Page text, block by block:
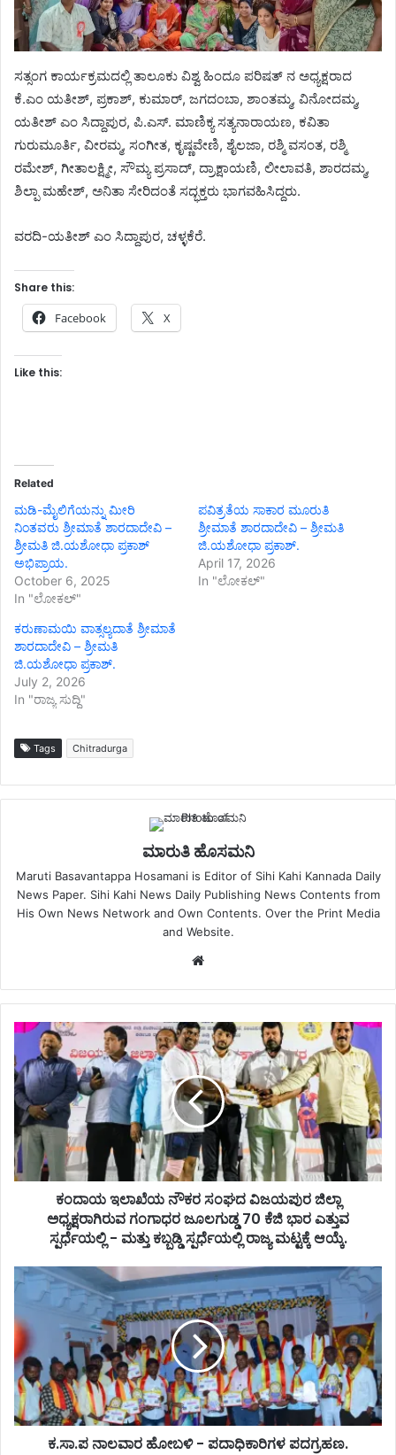
ಸತ್ಸಂಗ ಕಾರ್ಯಕ್ರಮದಲ್ಲಿ ತಾಲೂಕು ವಿಶ್ವ ಹಿಂದೂ ಪರಿಷತ್ ನ ಅಧ್ಯಕ್ಷರಾದ
ಕೆ.ಎಂ ಯತೀಶ್, ಪ್ರಕಾಶ್, ಕುಮಾರ್, ಜಗದಂಬಾ, ಶಾಂತಮ್ಮ, ವಿನೋದಮ್ಮ,
ಯತೀಶ್ ಎಂ ಸಿದ್ದಾಪುರ, ಪಿ.ಎಸ್. ಮಾಣಿಕ್ಯ ಸತ್ಯನಾರಾಯಣ, ಕವಿತಾ
ಗುರುಮೂರ್ತಿ, ವೀರಮ್ಮ, ಸಂಗೀತ, ಕೃಷ್ಣವೇಣಿ, ಶೈಲಜಾ, ರಶ್ಮಿ ವಸಂತ, ರಶ್ಮಿ
ರಮೇಶ್, ಗೀತಾಲಕ್ಷ್ಮೀ, ಸೌಮ್ಯ ಪ್ರಸಾದ್, ದ್ರಾಕ್ಷಾಯಣಿ, ಲೀಲಾವತಿ, ಶಾರದಮ್ಮ,
ಶಿಲ್ಪಾ ಮಹೇಶ್, ಅನಿತಾ ಸೇರಿದಂತೆ ಸದ್ಭಕ್ತರು ಭಾಗವಹಿಸಿದ್ದರು.
ವರದಿ-ಯತೀಶ್ ಎಂ ಸಿದ್ದಾಪುರ, ಚಳ್ಳಕೆರೆ.
Share this:
Facebook X
Like this:
Related
ಮಡಿ-ಮೈಲಿಗೆಯನ್ನು ಮೀರಿ
ನಿಂತವರು ಶ್ರೀಮಾತೆ ಶಾರದಾದೇವಿ –
ಶ್ರೀಮತಿ ಜಿ.ಯಶೋಧಾ ಪ್ರಕಾಶ್
ಅಭಿಪ್ರಾಯ.
October 6, 2025
In "ಲೋಕಲ್"
ಪವಿತ್ರತೆಯ ಸಾಕಾರ ಮೂರುತಿ
ಶ್ರೀಮಾತೆ ಶಾರದಾದೇವಿ – ಶ್ರೀಮತಿ
ಜಿ.ಯಶೋಧಾ ಪ್ರಕಾಶ್.
April 17, 2026
In "ಲೋಕಲ್"
ಕರುಣಾಮಯಿ ವಾತ್ಸಲ್ಯದಾತೆ ಶ್ರೀಮಾತೆ
ಶಾರದಾದೇವಿ – ಶ್ರೀಮತಿ
ಜಿ.ಯಶೋಧಾ ಪ್ರಕಾಶ್.
July 2, 2026
In "ರಾಜ್ಯ ಸುದ್ದಿ"
Tags Chitradurga
ಮಾರುತಿ ಹೊಸಮನಿ
Maruti Basavantappa Hosamani is Editor of Sihi Kahi Kannada Daily
News Paper. Sihi Kahi News Daily Publishing News Contents from
His Own News Network and Own Contents. Over the Print Media
and Website.
Website
ಕಂದಾಯ ಇಲಾಖೆಯ ನೌಕರ ಸಂಘದ ವಿಜಯಪುರ ಜಿಲ್ಲಾ
ಅಧ್ಯಕ್ಷರಾಗಿರುವ ಗಂಗಾಧರ ಜೂಲಗುಡ್ಡ 70 ಕೆಜಿ ಭಾರ ಎತ್ತುವ
ಸ್ಪರ್ಧೆಯಲ್ಲಿ - ಮತ್ತು ಕಬ್ಬಡ್ಡಿ ಸ್ಪರ್ಧೆಯಲ್ಲಿ ರಾಜ್ಯ ಮಟ್ಟಕ್ಕೆ ಆಯ್ಕೆ.
ಕ.ಸಾ.ಪ ನಾಲವಾರ ಹೋಬಳಿ - ಪದಾಧಿಕಾರಿಗಳ ಪದಗ್ರಹಣ.